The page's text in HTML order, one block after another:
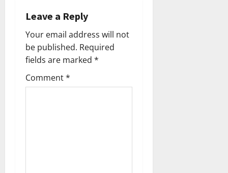
v
i
g
a
Leave a Reply
Your email address will not
be published. Required
fields are marked *
Comment*